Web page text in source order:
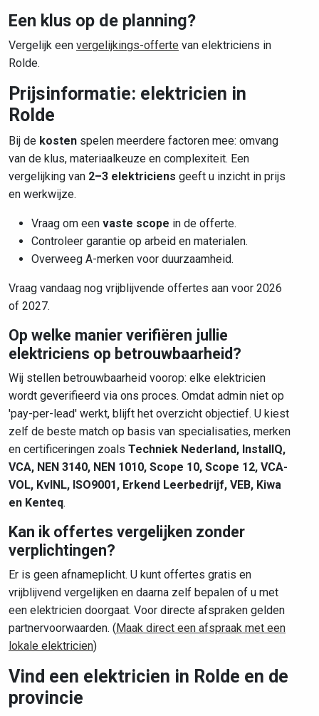
Een klus op de planning?
Vergelijk een vergelijkings-offerte van elektriciens in
Rolde.
Prijsinformatie: elektricien in
Rolde
Bij de kosten spelen meerdere factoren mee: omvang
van de klus, materiaalkeuze en complexiteit. Een
vergelijking van 2–3 elektriciens geeft u inzicht in prijs
en werkwijze.
Vraag om een vaste scope in de offerte.
Controleer garantie op arbeid en materialen.
Overweeg A-merken voor duurzaamheid.
Vraag vandaag nog vrijblijvende offertes aan voor 2026
of 2027.
Op welke manier verifiëren jullie
elektriciens op betrouwbaarheid?
Wij stellen betrouwbaarheid voorop: elke elektricien
wordt geverifieerd via ons proces. Omdat admin niet op
'pay-per-lead' werkt, blijft het overzicht objectief. U kiest
zelf de beste match op basis van specialisaties, merken
en certificeringen zoals Techniek Nederland, InstallQ,
VCA, NEN 3140, NEN 1010, Scope 10, Scope 12, VCA-
VOL, KvINL, ISO9001, Erkend Leerbedrijf, VEB, Kiwa
en Kenteq.
Kan ik offertes vergelijken zonder
verplichtingen?
Er is geen afnameplicht. U kunt offertes gratis en
vrijblijvend vergelijken en daarna zelf bepalen of u met
een elektricien doorgaat. Voor directe afspraken gelden
partnervoorwaarden. (Maak direct een afspraak met een
lokale elektricien)
Vind een elektricien in Rolde en de
provincie